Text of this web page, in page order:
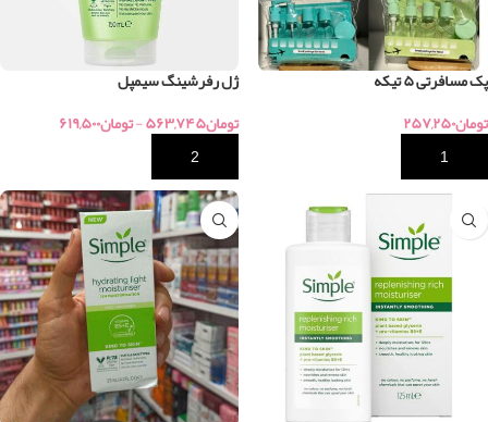
پک مسافرتی ۵ تیکه
تومان۲۵۷,۲۵۰
خرید
ژل رفرشینگ سیمپل
تومان۵۶۳,۷۴۵-تومان۶۱۹,۵۰۰